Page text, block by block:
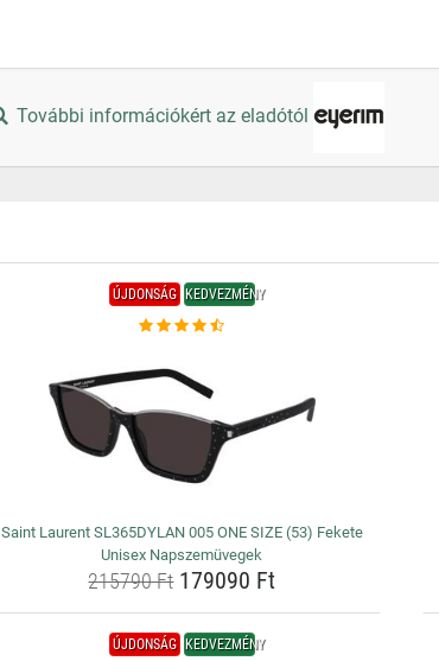
További információkért az eladótól
ÚJDONSÁG KEDVEZMÉNY
Saint Laurent SL365DYLAN 005 ONE SIZE (53) Fekete
Unisex Napszemüvegek
215790 Ft179090 Ft
ÚJDONSÁG KEDVEZMÉNY